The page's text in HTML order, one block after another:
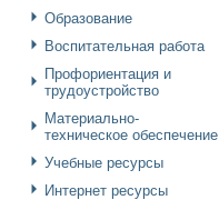
Образование
Воспитательная работа
Профориентация и
трудоустройство
Материально-
техническое обеспечение
Учебные ресурсы
Интернет ресурсы